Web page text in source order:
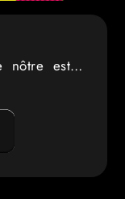
nôtre est…